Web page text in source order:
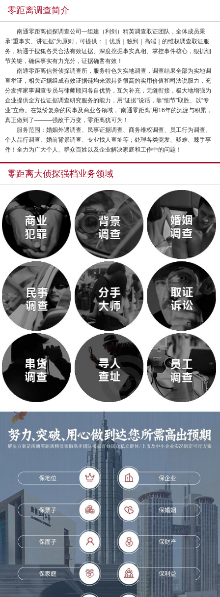
零距离调查简介
南通零距离侦探调查公司—组建（利剑）精英调查取证团队，全体成员秉
承“重事实、讲证据”为原则，可提供：｜优质｜独到｜高端｜的维权调查取证服
务，精通于搜集各类合法有效证据、深度挖掘事实真相、掌控事件核心，狠抓细
节关键，确保事实有力充分，证据确凿有效！
南通零距离信誉侦探调查所，服务特色为实地调查，调查结果全部为实地调
查举证，相关证据组成有效证据链均来源具备很高的实用价值和司法说服力，充
分发挥家事调查专员与律师顾问各自优势，互为补充，无缝衔接，极大地增强为
企业提供全方位证据调查研究服务的能力，用“证据”说话，靠“细节”取胜、以“专
业”立命。在繁纷复杂的民事及商业各领域，“南通零距离”用16年的沉淀与积累，
真正做到了———强敌千万变，零距离犹可为！
服务范围：婚姻外遇调查、民事证据调查、商务维权调查、员工行为调查、
个人品行调查、婚前背景调查、专业找人查址等；处理各类突发、疑难、棘手事
件！全力为广大个人、群众百姓以及企业解决家庭和工作中的问题！
零距离大侦探强档业务领域